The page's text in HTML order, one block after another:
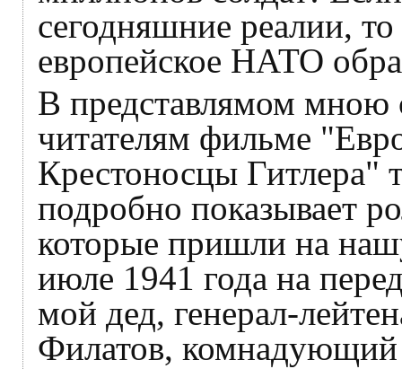
сегодняшние реалии,
европейское НАТО
В представлямом мною
читателям фильме
Крестоносцы Гитлера"
подробно показывает
которые пришли на
июле 1941 года на
мой дед, генерал-
Филатов,